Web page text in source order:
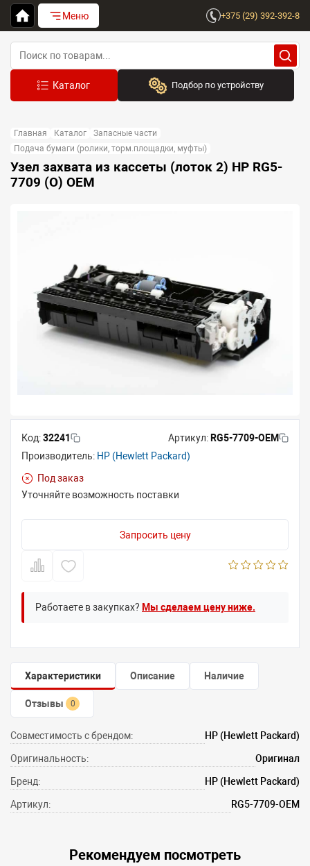
Меню +375 (29) 392-392-8
Подбор по устройству
Выберите бренд
Устройство:
Главная Каталог
Запасные части
Подача бумаги (ролики, торм.площадки, муфты)
Узел захвата из кассеты (лоток 2) HP RG5-
7709 (O) OEM
Код:32241 Артикул: RG5-7709-OEM
Производитель: HP (Hewlett Packard)
Под заказ
Уточняйте возможность поставки
Запросить цену
Работаете в закупках? Мы сделаем цену ниже.
Характеристики Описание Наличие
Отзывы 0
Совместимость с брендом: HP (Hewlett Packard)
Оригинальность: Оригинал
Бренд: HP (Hewlett Packard)
Артикул: RG5-7709-OEM
Рекомендуем посмотреть